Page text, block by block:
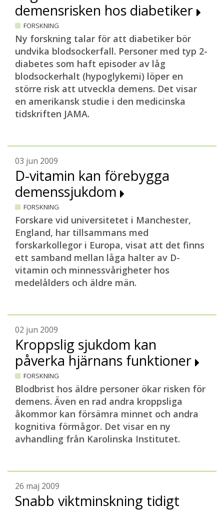
demensrisken hos diabetiker
FORSKNING
Ny forskning talar för att diabetiker bör
undvika blodsockerfall. Personer med typ 2-
diabetes som haft episoder av låg
blodsockerhalt (hypoglykemi) löper en
större risk att utveckla demens. Det visar
en amerikansk studie i den medicinska
tidskriften JAMA.
03 jun 2009
D-vitamin kan förebygga
demenssjukdom
FORSKNING
Forskare vid universitetet i Manchester,
England, har tillsammans med
forskarkollegor i Europa, visat att det finns
ett samband mellan låga halter av D-
vitamin och minnessvårigheter hos
medelålders och äldre män.
02 jun 2009
Kroppslig sjukdom kan
påverka hjärnans funktioner
FORSKNING
Blodbrist hos äldre personer ökar risken för
demens. Även en rad andra kroppsliga
åkommor kan försämra minnet och andra
kognitiva förmågor. Det visar en ny
avhandling från Karolinska Institutet.
26 maj 2009
Snabb viktminskning tidigt